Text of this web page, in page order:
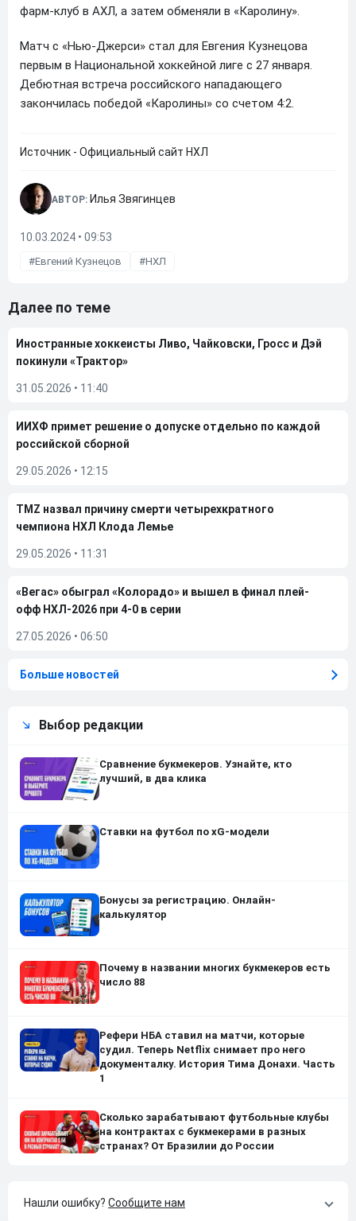
фарм-клуб в АХЛ, а затем обменяли в «Каролину».
Матч с «Нью-Джерси» стал для Евгения Кузнецова
первым в Национальной хоккейной лиге с 27 января.
Дебютная встреча российского нападающего
закончилась победой «Каролины» со счетом 4:2.
Источник - Официальный сайт НХЛ
АВТОР: Илья Звягинцев
10.03.2024 • 09:53
Евгений Кузнецов НХЛ
Далее по теме
Иностранные хоккеисты Ливо, Чайковски, Гросс и Дэй
покинули «Трактор»
31.05.2026 • 11:40
ИИХФ примет решение о допуске отдельно по каждой
российской сборной
29.05.2026 • 12:15
TMZ назвал причину смерти четырехкратного
чемпиона НХЛ Клода Лемье
29.05.2026 • 11:31
«Вегас» обыграл «Колорадо» и вышел в финал плей-
офф НХЛ-2026 при 4-0 в серии
27.05.2026 • 06:50
Больше новостей
Выбор редакции
Сравнение букмекеров. Узнайте, кто
лучший, в два клика
Ставки на футбол по xG-модели
Бонусы за регистрацию. Онлайн-
калькулятор
Почему в названии многих букмекеров есть
число 88
Рефери НБА ставил на матчи, которые
судил. Теперь Netflix снимает про него
документалку. История Тима Донахи. Часть
1
Сколько зарабатывают футбольные клубы
на контрактах с букмекерами в разных
странах? От Бразилии до России
Нашли ошибку? Сообщите нам